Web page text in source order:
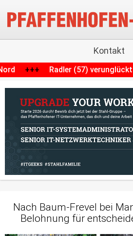
Kontakt
in Reichertshofen:
Nach Baum-Frevel bei
Belohnung für